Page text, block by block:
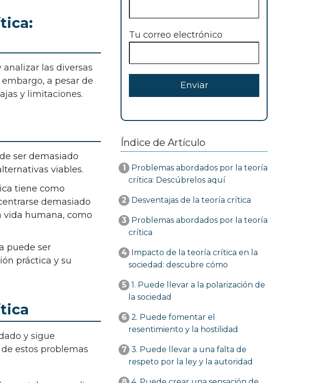
a pesar de
y limitaciones.
ser demasiado
viables.
tiene como
demasiado
vida humana, como
puede ser
práctica y su
estos problemas
Tu correo electrónico
Índice de Artículo
1
Problemas abordados por la teoría
crítica: Descúbrelos aquí
2 Desventajas de la teoría crítica
3 Problemas abordados por la teoría
crítica
4 Impacto de la teoría crítica en la
sociedad: descubre cómo
5 1. Puede llevar a la polarización de
la sociedad
6 2. Puede fomentar el
resentimiento y la hostilidad
7 3. Puede llevar a una falta de
respeto por la ley y la autoridad